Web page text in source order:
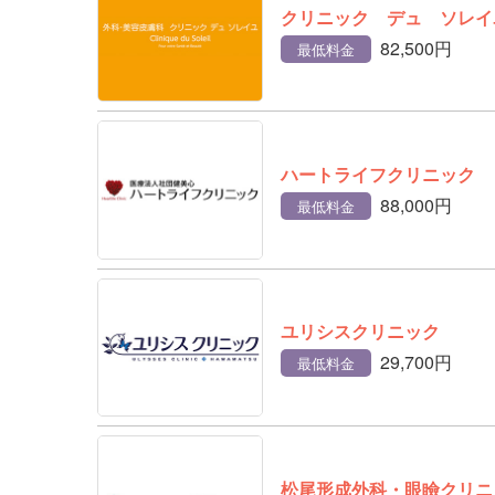
クリニック デュ ソレ
最低料金 82,500円
ハートライフクリニック
最低料金 88,000円
ユリシスクリニック
最低料金 29,700円
松尾形成外科・眼瞼クリ